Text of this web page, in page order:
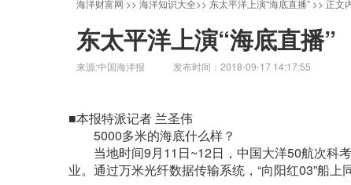
海洋财富网 >> 海洋知识大全>> 东太平洋上演“海底直播” >> 正文
东太平洋上演“海底直播”
来源:中国海洋报 发布时间：2018-09-17 14:17:55
■本报特派记者 兰圣伟
5000多米的海底什么样？
当地时间9月11日~12日，中国大洋50航次科
业。通过万米光纤数据传输系统，“向阳红03”船